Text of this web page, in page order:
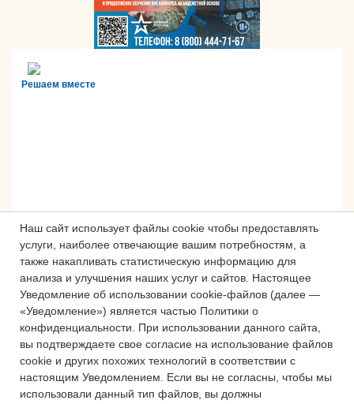
Наш сайт использует файлы cookie чтобы предоставлять
услуги, наиболее отвечающие вашим потребностям, а
также накапливать статистическую информацию для
анализа и улучшения наших услуг и сайтов. Настоящее
Уведомление об использовании cookie-файлов (далее —
«Уведомление») является частью Политики о
конфиденциальности.
При использовании данного сайта,
вы подтверждаете свое согласие на использование файлов
cookie и других похожих технологий в соответствии с
настоящим Уведомлением.
Если вы не согласны, чтобы мы
использовали данный тип файлов, вы должны
Решаем вместе
Сложности с получением «Пушкинской
карты» или приобретением билетов?
Знаете, как улучшить работу
учреждений культуры?